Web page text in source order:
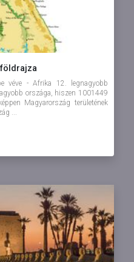
véve - Afrika 12. legnagyobb
országa, hiszen 1001449
Magyarország területének
...